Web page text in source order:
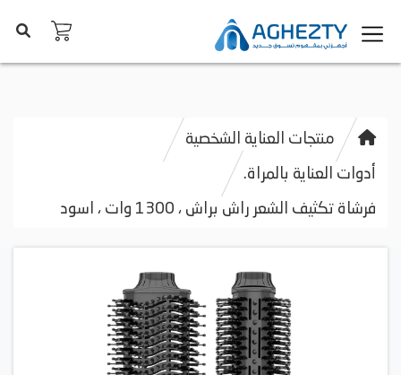
منتجات العناية الشخصية
أدوات العناية بالمراة.
فرشاة تكثيف الشعر راش براش ، 1300 وات ، اسود